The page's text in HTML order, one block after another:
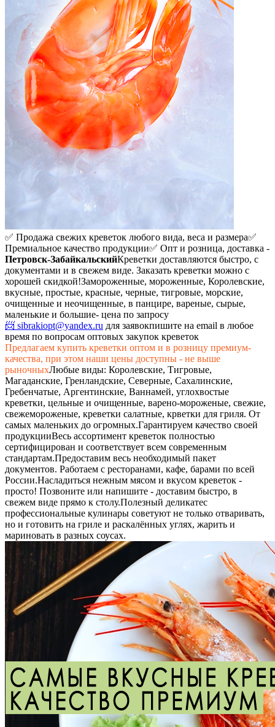
✅ Продажа свежих креветок любого вида, веса и размера✅
Премиальное качество продукции✅ Опт и розница, доставка -
Петровск-ЗабайкальскийКреветки доставляются быстро, с
документами и в свежем виде. Заказать креветки можно с
хорошей скидкой!Замороженные, мороженные, Королевские,
вкусные, простые, красные, черные, тигровые, морские,
очищенные и неочищенные, в панцире, вареные, сырые,
маленькие и большие- цена по запросу
📨 sibrakiopt@yandex.ru для заявокпишите на email в любое
время по вопросам оптовых закупок креветок
Предлагаем купить креветки оптом и в розницу премиум-
качества, при этом наши цены доступны - не выше
рыночныхЛюбые виды: Королевские, Тигровые,
Магаданские, Гренландские, Северные, Сахалинские,
Гребенчатые, Аргентинские, Ваннамей, углохвостые
креветки, цельные и очищенные, варено-мороженые, свежие,
свежемороженые, креветки салатные, крветки для гриля. От
самых маленьких до огромных.Гарантируем качество своей
продукцииВесь ассортимент креветок полностью
сертифицирован и соответствует всем современным
стандартам.Предоставим весь необходимый пакет
документов. Работаем с ресторанами, кафе, барами по всей
России.Насладиться нежным мясом и вкусом креветок -
просто! Позвоните или напишите - доставим быстро, в
свежем виде прямо к столу.Полезный деликатес
профессиональные кулинары советуют не только отваривать,
но и готовить на гриле и раскалённых углях, жарить и
мариновать в разных соусах.